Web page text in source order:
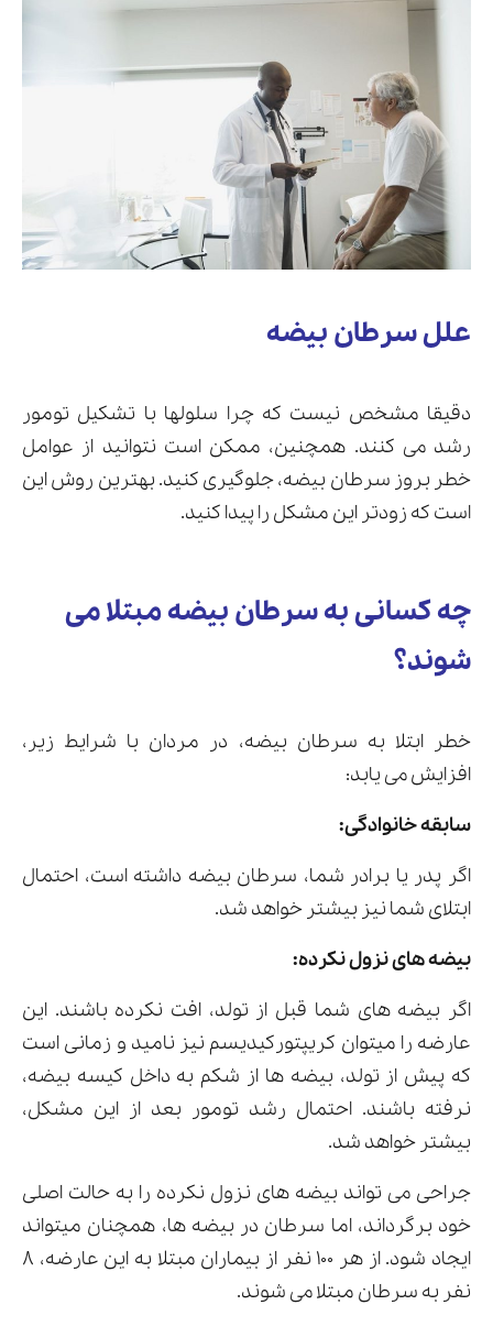
علل سرطان بیضه
دقیقا مشخص نیست که چرا سلولها با تشکیل تومور
رشد می کنند. همچنین، ممکن است نتوانید از عوامل
خطر بروز سرطان بیضه، جلوگیری کنید. بهترین روش این
است که زودتر این مشکل را پیدا کنید.
چه کسانی به سرطان بیضه مبتلا می
شوند؟
خطر ابتلا به سرطان بیضه، در مردان با شرایط زیر،
افزایش می یابد:
سابقه خانوادگی:
اگر پدر یا برادر شما، سرطان بیضه داشته است، احتمال
ابتلای شما نیز بیشتر خواهد شد.
بیضه های نزول نکرده:
اگر بیضه های شما قبل از تولد، افت نکرده باشند. این
عارضه را میتوان کریپتورکیدیسم نیز نامید و زمانی است
که پیش از تولد، بیضه ها از شکم به داخل کیسه بیضه،
نرفته باشند. احتمال رشد تومور بعد از این مشکل،
بیشتر خواهد شد.
جراحی می تواند بیضه های نزول نکرده را به حالت اصلی
خود برگرداند، اما سرطان در بیضه ها، همچنان میتواند
ایجاد شود. از هر ۱۰۰ نفر از بیماران مبتلا به این عارضه، ۸
نفر به سرطان مبتلا می شوند.